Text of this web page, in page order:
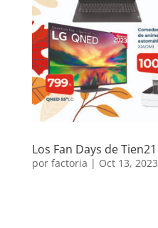
Los Fan Days de Tien21
por factoria | Oct 13, 2023